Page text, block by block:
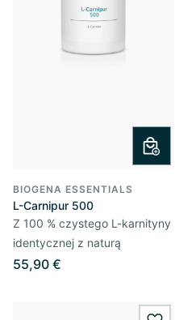
BIOGENA ESSENTIALS
L-Carnipur 500
Z 100 % czystego L-karnityny
identycznej z naturą
55,90 €